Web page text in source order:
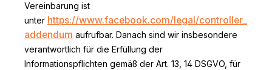
Vereinbarung ist
unter https://www.facebook.com/legal/controller_
addendum aufrufbar. Danach sind wir insbesondere
verantwortlich für die Erfüllung der
Informationspflichten gemäß der Art. 13, 14 DSGVO, für